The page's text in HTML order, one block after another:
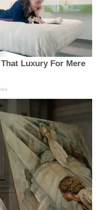
Luxury For Mere